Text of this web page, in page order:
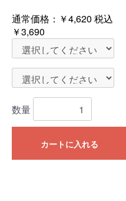
通常価格： ￥4,620 税込
￥3,690
数量
カートに入れる